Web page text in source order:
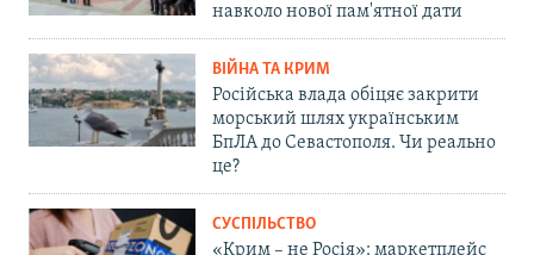
навколо нової пам'ятної дати
ВІЙНА ТА КРИМ
Російська влада обіцяє закрити
морський шлях українським
БпЛА до Севастополя. Чи реально
це?
СУСПІЛЬСТВО
«Крим – не Росія»: маркетплейс